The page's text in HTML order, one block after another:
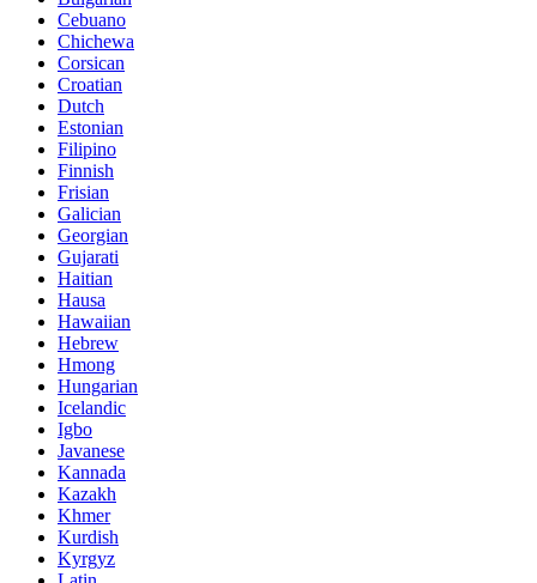
Cebuano
Chichewa
Corsican
Croatian
Dutch
Estonian
Filipino
Finnish
Frisian
Galician
Georgian
Gujarati
Haitian
Hausa
Hawaiian
Hebrew
Hmong
Hungarian
Icelandic
Igbo
Javanese
Kannada
Kazakh
Khmer
Kurdish
Kyrgyz